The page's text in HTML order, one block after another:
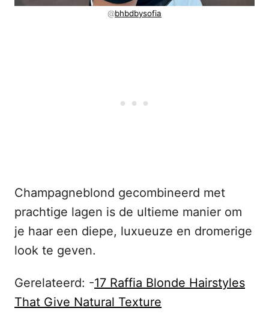
@bhbdbysofia
Champagneblond gecombineerd met
prachtige lagen is de ultieme manier om
je haar een diepe, luxueuze en dromerige
look te geven.
Gerelateerd: -17 Raffia Blonde Hairstyles
That Give Natural Texture